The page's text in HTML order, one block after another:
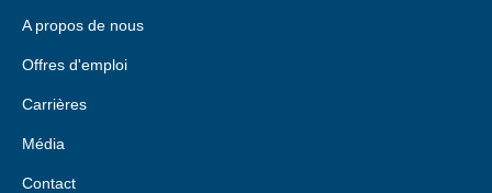
A propos de nous
Offres d'emploi
Carrières
Média
Contact